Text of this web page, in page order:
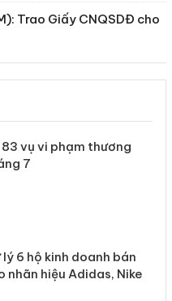
Trao Giấy CNQSDĐ cho
vụ vi phạm thương
7
lý 6 hộ kinh doanh bán
nhãn hiệu Adidas, Nike